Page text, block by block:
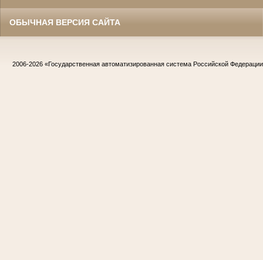
ОБЫЧНАЯ ВЕРСИЯ САЙТА
2006-2026 «Государственная автоматизированная система Российской